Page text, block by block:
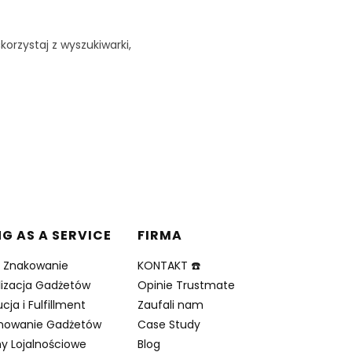
z wyszukiwarki,
AS A SERVICE
Znakowanie
Gadżetów
i Fulfillment
Gadżetów
Lojalnościowe
FIRMA
KONTAKT ☎️
Opinie Trustmate
Zaufali nam
Case Study
Blog